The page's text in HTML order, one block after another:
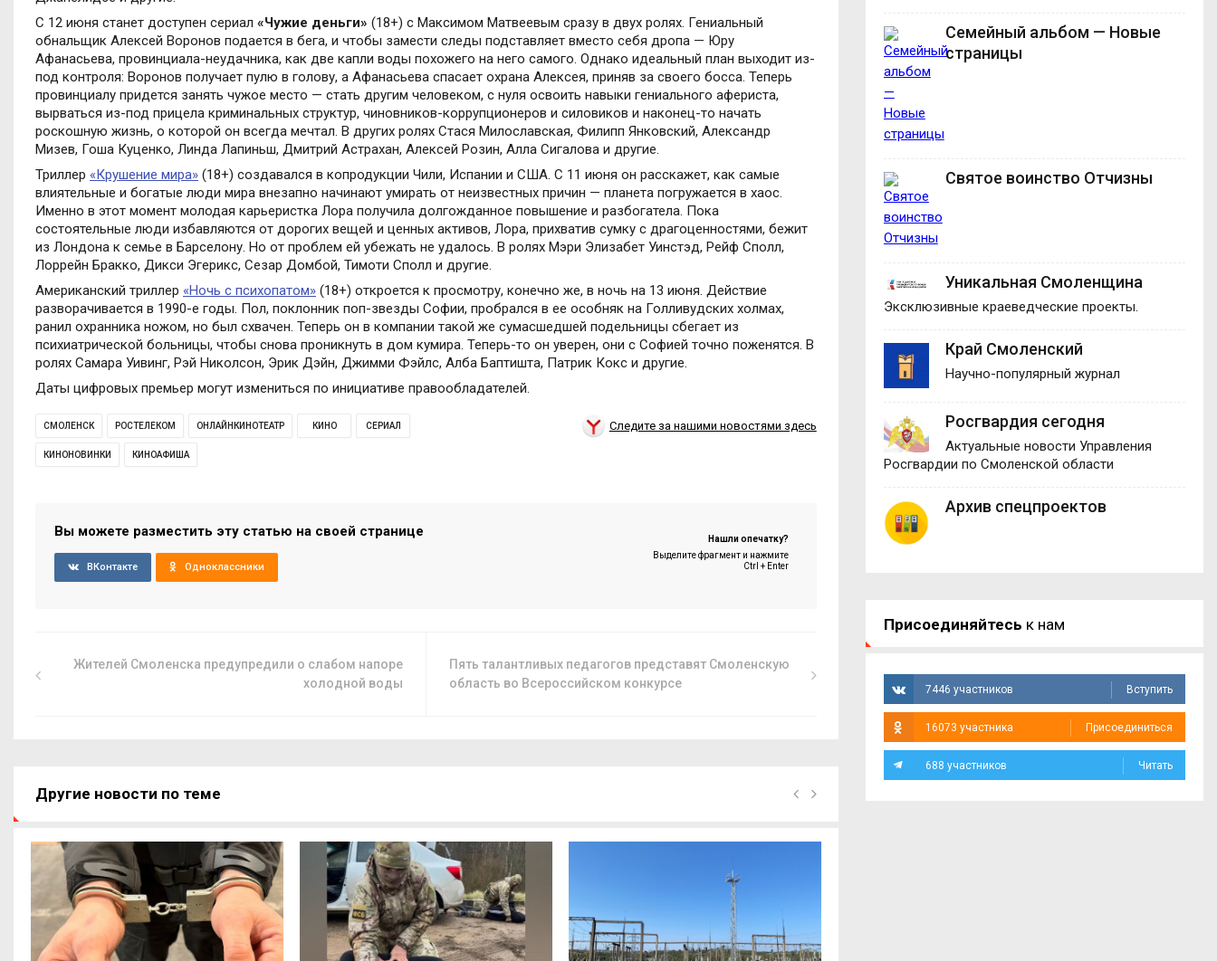
С 12 июня станет доступен сериал «Чужие деньги» (18+) с Максимом Матвеевым сразу в двух ролях. Гениальный
обнальщик Алексей Воронов подается в бега, и чтобы замести следы подставляет вместо себя дропа — Юру
Афанасьева, провинциала-неудачника, как две капли воды похожего на него самого. Однако идеальный план выходит из-
под контроля: Воронов получает пулю в голову, а Афанасьева спасает охрана Алексея, приняв за своего босса. Теперь
провинциалу придется занять чужое место — стать другим человеком, с нуля освоить навыки гениального афериста,
вырваться из-под прицела криминальных структур, чиновников-коррупционеров и силовиков и наконец-то начать
роскошную жизнь, о которой он всегда мечтал. В других ролях Стася Милославская, Филипп Янковский, Александр
Мизев, Гоша Куценко, Линда Лапиньш, Дмитрий Астрахан, Алексей Розин, Алла Сигалова и другие.
Триллер «Крушение мира» (18+) создавался в копродукции Чили, Испании и США. С 11 июня он расскажет, как самые
влиятельные и богатые люди мира внезапно начинают умирать от неизвестных причин — планета погружается в хаос.
Именно в этот момент молодая карьеристка Лора получила долгожданное повышение и разбогатела. Пока
состоятельные люди избавляются от дорогих вещей и ценных активов, Лора, прихватив сумку с драгоценностями, бежит
из Лондона к семье в Барселону. Но от проблем ей убежать не удалось. В ролях Мэри Элизабет Уинстэд, Рейф Сполл,
Лоррейн Бракко, Дикси Эгерикс, Сезар Домбой, Тимоти Сполл и другие.
Американский триллер «Ночь с психопатом» (18+) откроется к просмотру, конечно же, в ночь на 13 июня. Действие
разворачивается в 1990-е годы. Пол, поклонник поп-звезды Софии, пробрался в ее особняк на Голливудских холмах,
ранил охранника ножом, но был схвачен. Теперь он в компании такой же сумасшедшей подельницы сбегает из
психиатрической больницы, чтобы снова проникнуть в дом кумира. Теперь-то он уверен, они с Софией точно поженятся. В
ролях Самара Уивинг, Рэй Николсон, Эрик Дэйн, Джимми Фэйлс, Алба Баптишта, Патрик Кокс и другие.
Даты цифровых премьер могут измениться по инициативе правообладателей.
СМОЛЕНСК РОСТЕЛЕКОМ ОНЛАЙНКИНОТЕАТР КИНО СЕРИАЛ
КИНОНОВИНКИ КИНОАФИША
Следите за нашими новостями здесь
Вы можете разместить эту статью на своей странице
ВКонтакте Одноклассники
Нашли опечатку?
Выделите фрагмент и нажмите
Ctrl + Enter
Жителей Смоленска предупредили о слабом напоре
холодной воды
Пять талантливых педагогов представят Смоленскую
область во Всероссийском конкурсе
Другие новости по теме
Семейный альбом — Новые
страницы
Святое воинство Отчизны
Уникальная Смоленщина
Эксклюзивные краеведческие проекты.
Край Смоленский
Научно-популярный журнал
Росгвардия сегодня
Актуальные новости Управления
Росгвардии по Смоленской области
Архив спецпроектов
Присоединяйтесь к нам
7446 участников Вступить
16073 участника Присоединиться
688 участников Читать